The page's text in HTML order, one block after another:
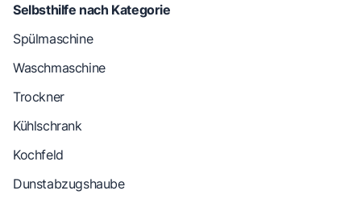
Selbsthilfe nach Kategorie
Spülmaschine
Waschmaschine
Trockner
Kühlschrank
Kochfeld
Dunstabzugshaube